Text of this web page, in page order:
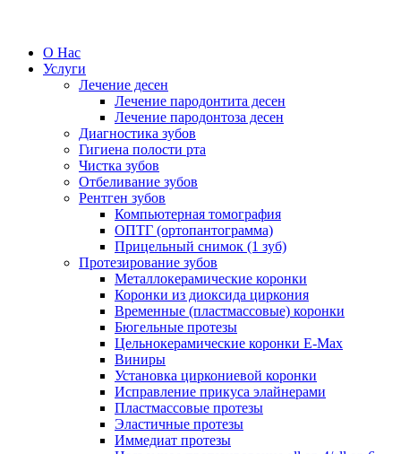
О Нас
Услуги
Лечение десен
Лечение пародонтита десен
Лечение пародонтоза десен
Диагностика зубов
Гигиена полости рта
Чистка зубов
Отбеливание зубов
Рентген зубов
Компьютерная томография
ОПТГ (ортопантограмма)
Прицельный снимок (1 зуб)
Протезирование зубов
Металлокерамические коронки
Коронки из диоксида циркония
Временные (пластмассовые) коронки
Бюгельные протезы
Цельнокерамические коронки E-Max
Виниры
Установка циркониевой коронки
Исправление прикуса элайнерами
Пластмассовые протезы
Эластичные протезы
Иммедиат протезы